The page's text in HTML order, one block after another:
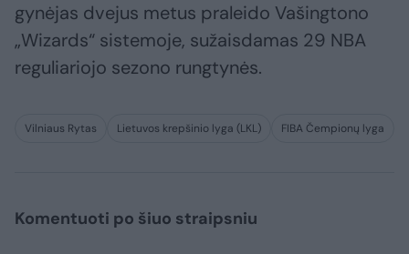
gynėjas dvejus metus praleido Vašingtono
„Wizards“ sistemoje, sužaisdamas 29 NBA
reguliariojo sezono rungtynės.
Vilniaus Rytas Lietuvos krepšinio lyga (LKL) FIBA Čempionų lyga
Komentuoti po šiuo straipsniu